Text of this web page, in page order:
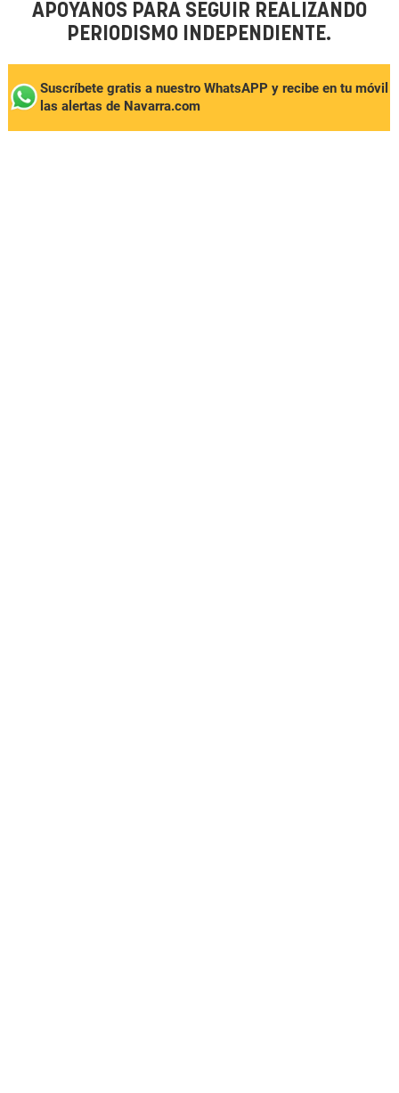
APÓYANOS PARA SEGUIR REALIZANDO
PERIODISMO INDEPENDIENTE.
Suscríbete gratis a nuestro WhatsAPP y recibe en tu móvil
las alertas de Navarra.com